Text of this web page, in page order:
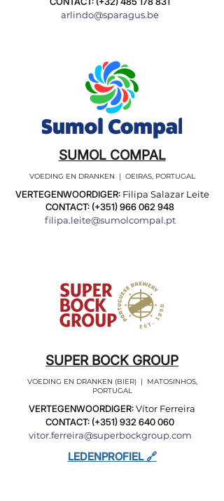
arlindo@sparagus.be
SUMOL COMPAL
VOEDING EN DRANKEN | OEIRAS, PORTUGAL
VERTEGENWOORDIGER: Filipa Salazar Leite
CONTACT: (+351)966 062 948
filipa.leite@sumolcompal.pt
SUPER BOCK GROUP
VOEDING EN DRANKEN (BIER) | MATOSINHOS,
PORTUGAL
VERTEGENWOORDIGER:Vítor Ferreira
CONTACT: (+351)932 640 060
vitor.ferreira@superbockgroup.com
LEDENPROFIEL 🔗